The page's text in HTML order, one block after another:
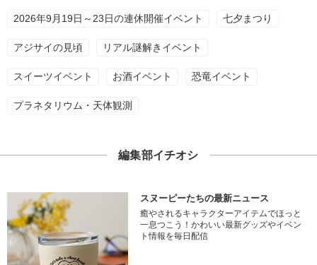
2026年9月19日～23日の連休開催イベント 七夕まつり
アジサイの見頃 リアル謎解きイベント
スイーツイベント お酒イベント 恐竜イベント
プラネタリウム・天体観測
編集部イチオシ
スヌーピーたちの最新ニュース
癒やされるキャラクターアイテムでほっと
一息つこう！かわいい最新グッズやイベン
ト情報を毎日配信